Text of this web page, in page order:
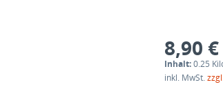
8,90
Inhalt:0.25
inkl. MwSt.